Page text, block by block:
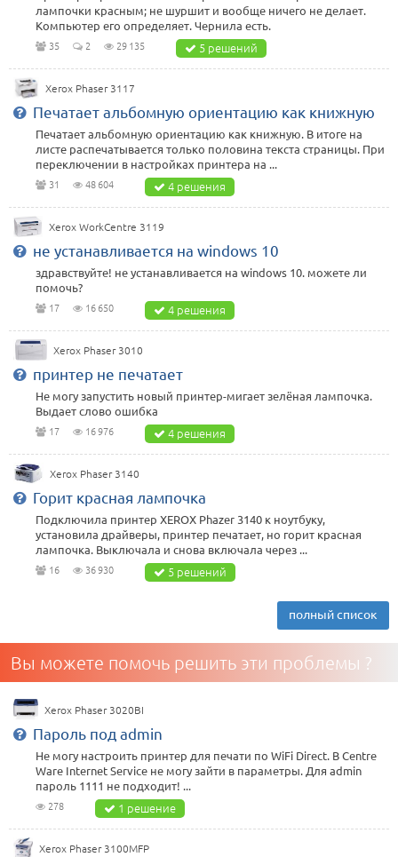
лампочки красным; не шуршит и вообще ничего не делает.
Компьютер его определяет. Чернила есть.
35 2 29 135 5 решений
Xerox Phaser 3117
Печатает альбомную ориентацию как книжную
Печатает альбомную ориентацию как книжную. В итоге на
листе распечатывается только половина текста страницы. При
переключении в настройках принтера на ...
31 48 604 4 решения
Xerox WorkCentre 3119
не устанавливается на windows 10
здравствуйте! не устанавливается на windows 10. можете ли
помочь?
17 16 650 4 решения
Xerox Phaser 3010
принтер не печатает
Не могу запустить новый принтер-мигает зелёная лампочка.
Выдает слово ошибка
17 16 976 4 решения
Xerox Phaser 3140
Горит красная лампочка
Подключила принтер XEROX Phazer 3140 к ноутбуку,
установила драйверы, принтер печатает, но горит красная
лампочка. Выключала и снова включала через ...
16 36 930 5 решений
полный список
Вы можете помочь решить эти проблемы ?
Xerox Phaser 3020BI
Пароль под admin
Не могу настроить принтер для печати по WiFi Direct. В Centre
Ware Internet Service не могу зайти в параметры. Для admin
пароль 1111 не подходит! ...
278 1 решение
Xerox Phaser 3100MFP